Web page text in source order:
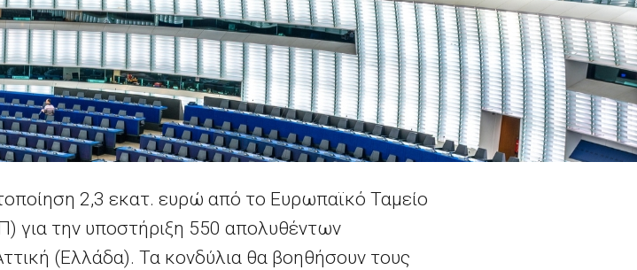
2,3 εκατ. ευρώ από το Ευρωπαϊκό Ταμείο
για την υποστήριξη 550 απολυθέντων
(Ελλάδα). Τα κονδύλια θα βοηθήσουν τους